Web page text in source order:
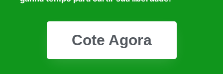
Cote Agora